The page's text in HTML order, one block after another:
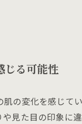
じる可能性
の変化を感じて
見た目の印象に